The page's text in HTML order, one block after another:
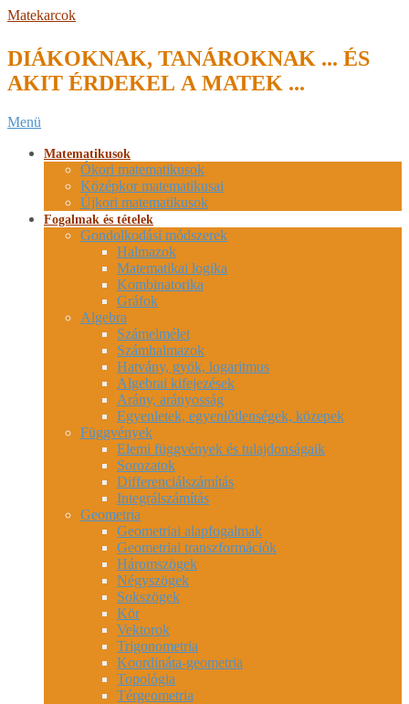
Skip
content
Matekarcok
DIÁKOKNAK, TANÁROKNAK ... ÉS
AKIT ÉRDEKEL A MATEK ...
Secondary
Menu
Menü
Matematikusok
Ókori matematikusok
Középkor matematikusai
Újkori matematikusok
Fogalmak és tételek
Gondolkodási módszerek
Halmazok
Matematikai logika
Kombinatorika
Gráfok
Algebra
Számelmélet
Számhalmazok
Hatvány, gyök, logaritmus
Algebrai kifejezések
Arány, arányosság
Egyenletek, egyenlőtlenségek, közepek
Függvények
Elemi függvények és tulajdonságaik
Sorozatok
Differenciálszámítás
Integrálszámítás
Geometria
Geometriai alapfogalmak
Geometriai transzformációk
Háromszögek
Négyszögek
Sokszögek
Kör
Vektorok
Trigonometria
Koordináta-geometria
Topológia
Térgeometria